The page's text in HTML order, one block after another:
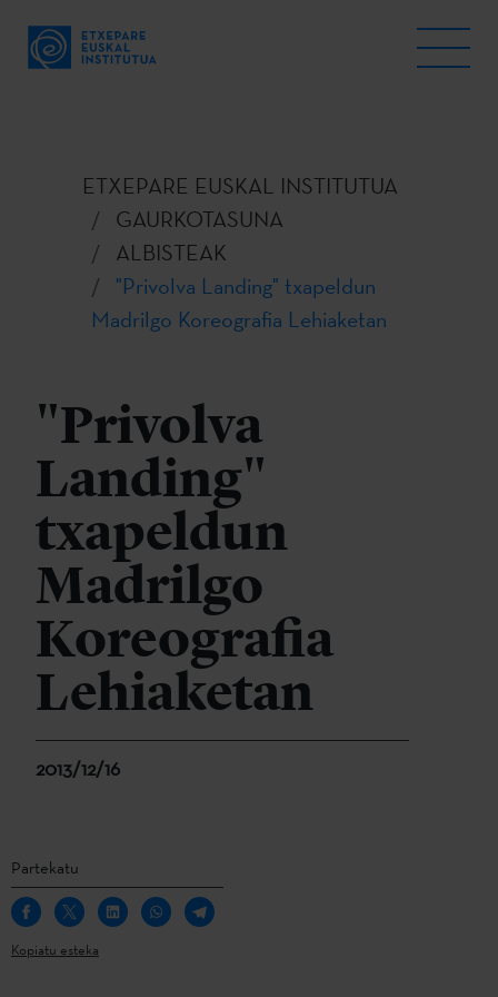
ETXEPARE EUSKAL INSTITUTUA
GAURKOTASUNA
ALBISTEAK
"Privolva Landing" txapeldun
Madrilgo Koreografia Lehiaketan
"Privolva
Landing"
txapeldun
Madrilgo
Koreografia
Lehiaketan
2013/12/16
Partekatu
Kopiatu esteka